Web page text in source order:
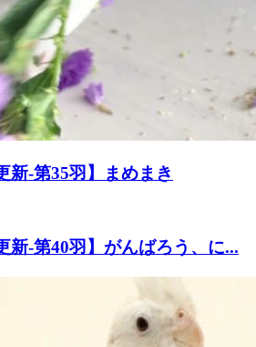
新-第35羽】まめまき
新-第40羽】がんばろう、に...